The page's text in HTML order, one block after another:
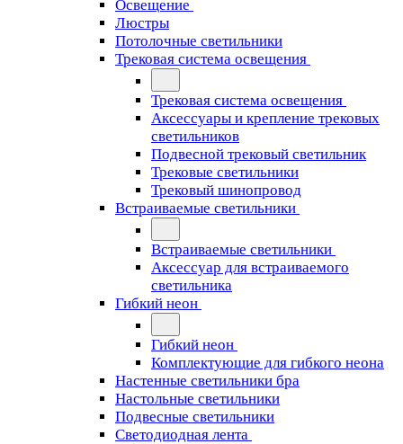
Освещение
Люстры
Потолочные светильники
Трековая система освещения
Трековая система освещения
Аксессуары и крепление трековых
светильников
Подвесной трековый светильник
Трековые светильники
Трековый шинопровод
Встраиваемые светильники
Встраиваемые светильники
Аксессуар для встраиваемого
светильника
Гибкий неон
Гибкий неон
Комплектующие для гибкого неона
Настенные светильники бра
Настольные светильники
Подвесные светильники
Светодиодная лента